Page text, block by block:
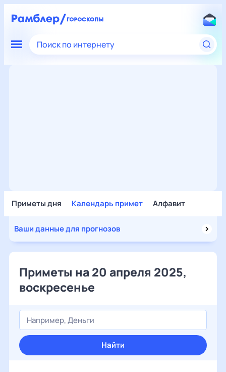
Поиск по интернету
Приметы дня Календарь примет Алфавит
Ваши данные для прогнозов
Приметы на 20 апреля 2025,
воскресенье
Найти